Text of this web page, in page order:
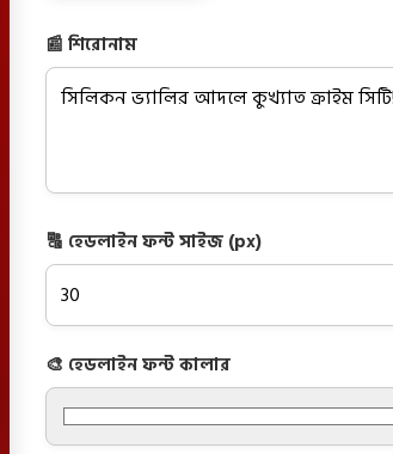
📰 শিরোনাম
🔠 হেডলাইন ফন্ট সাইজ (px)
🎨 হেডলাইন ফন্ট কালার